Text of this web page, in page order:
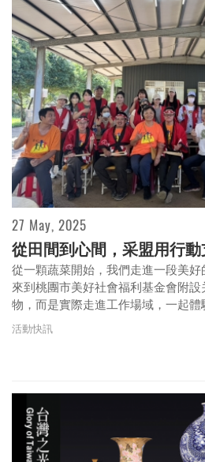
27 May, 2025
從田間到心間，采盟用行
從一顆蔬菜開始，我們走進一段美
來到桃團市美好社會福利基金會附
物，而是實際走進工作場域，一起體
活動快訊
懿媽當先 馨想事成 購物滿